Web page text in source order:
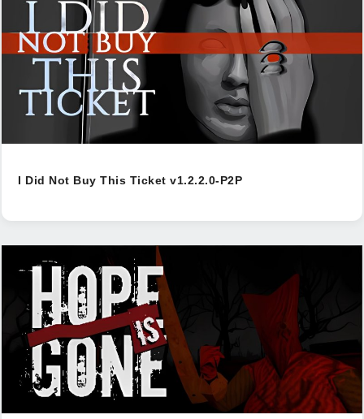
I Did Not Buy This Ticket v1.2.2.0-P2P